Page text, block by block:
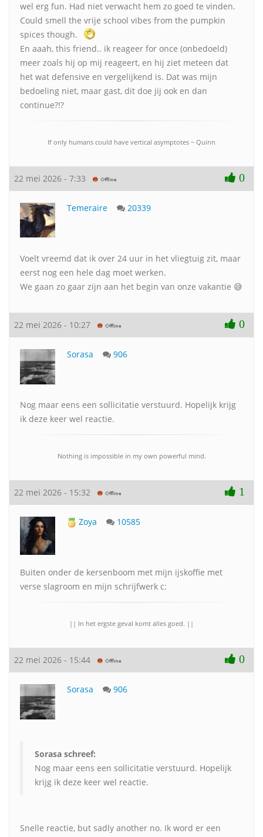
wel erg fun. Had niet verwacht hem zo goed te vinden.
Could smell the vrije school vibes from the pumpkin
spices though.
En aaah, this friend.. ik reageer for once (onbedoeld)
meer zoals hij op mij reageert, en hij ziet meteen dat
het wat defensive en vergelijkend is. Dat was mijn
bedoeling niet, maar gast, dit doe jij ook en dan
continue?!?
If only humans could have vertical asymptotes ~ Quinn
22 mei 2026 - 7:33 0
Temeraire 20339
Voelt vreemd dat ik over 24 uur in het vliegtuig zit, maar
eerst nog een hele dag moet werken.
We gaan zo gaar zijn aan het begin van onze vakantie 😅
22 mei 2026 - 10:27 0
Sorasa 906
Nog maar eens een sollicitatie verstuurd. Hopelijk krijg
ik deze keer wel reactie.
Nothing is impossible in my own powerful mind.
22 mei 2026 - 15:32 1
Zoya 10585
Buiten onder de kersenboom met mijn ijskoffie met
verse slagroom en mijn schrijfwerk c:
|| In het ergste geval komt alles goed. ||
22 mei 2026 - 15:44 0
Sorasa 906
Sorasa schreef:
Nog maar eens een sollicitatie verstuurd. Hopelijk
krijg ik deze keer wel reactie.
Snelle reactie, but sadly another no. Ik word er een